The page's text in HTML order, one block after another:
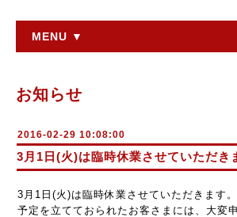
MENU ▼
お知らせ
2016-02-29 10:08:00
3月1日(火)は臨時休業させていただき
3月1日(火)は臨時休業させていただきます。
予定を立てておられたお客さまには、大変